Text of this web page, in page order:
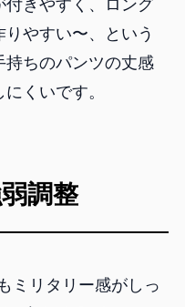
きやすく、ロング
やすい〜、という
持ちのパンツの丈感
くいです。
調整
ミリタリー感がしっ